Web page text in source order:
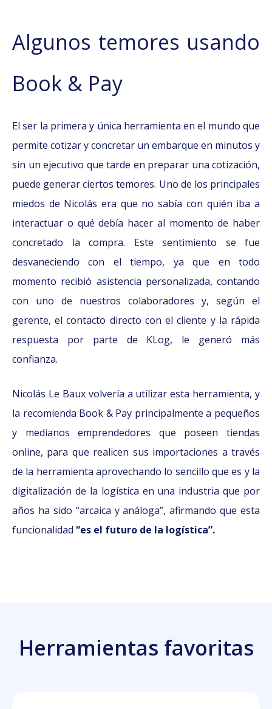
Algunos temores usando
Book & Pay
El ser la primera y única herramienta en el mundo que
permite cotizar y concretar un embarque en minutos y
sin un ejecutivo que tarde en preparar una cotización,
puede generar ciertos temores. Uno de los principales
miedos de Nicolás era que no sabía con quién iba a
interactuar o qué debía hacer al momento de haber
concretado la compra. Este sentimiento se fue
desvaneciendo con el tiempo, ya que en todo
momento recibió asistencia personalizada, contando
con uno de nuestros colaboradores y, según el
gerente, el contacto directo con el cliente y la rápida
respuesta por parte de KLog, le generó más
confianza.
Nicolás Le Baux volvería a utilizar esta herramienta, y
la recomienda Book & Pay principalmente a pequeños
y medianos emprendedores que poseen tiendas
online, para que realicen sus importaciones a través
de la herramienta aprovechando lo sencillo que es y la
digitalización de la logística en una industria que por
años ha sido “arcaica y análoga”, afirmando que esta
funcionalidad “es el futuro de la logística”.
Herramientas favoritas